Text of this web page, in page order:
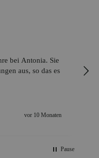
bei Antonia. Sie
aus, so das es
vor 10 Monaten
Pause